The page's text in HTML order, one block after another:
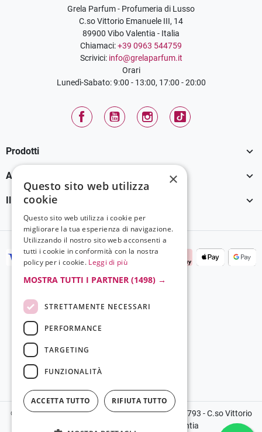
Grela Parfum - Profumeria di Lusso
C.so Vittorio Emanuele III, 14
89900 Vibo Valentia - Italia
Chiamaci:+39 0963 544759
Scrivici: info@grelaparfum.it
Orari
Lunedì-Sabato: 9:00 - 13:00, 17:00 - 20:00
FacebookYouTube InstagramTikTok
Prodotti 
Assistenza Clienti 
Il tuo account 
©2024 Copyright Grela Parfum - P.IVA 03136100793 - C.so Vittorio
Emanuele III, 14, 89900, Vibo Valentia
×
Questo sito web utilizza
cookie
Questo sito web utilizza i cookie per
migliorare la tua esperienza di navigazione.
Utilizzando il nostro sito web acconsenti a
tutti i cookie in conformità con la nostra
policy per i cookie. Leggi di più
MOSTRA TUTTI I PARTNER (1498) →
STRETTAMENTE NECESSARI
PERFORMANCE
TARGETING
FUNZIONALITÀ
ACCETTA TUTTO RIFIUTA TUTTO